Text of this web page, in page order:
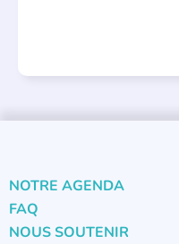
NOTRE AGENDA
FAQ
NOUS SOUTENIR